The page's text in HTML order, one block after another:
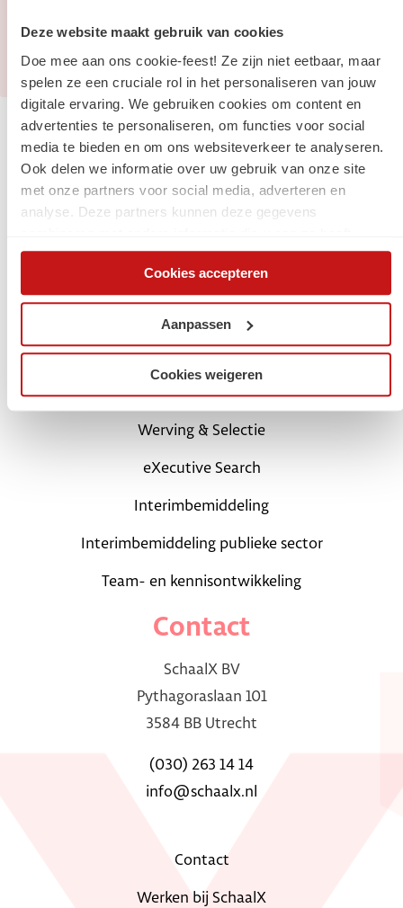
Deze website maakt gebruik van cookies
Doe mee aan ons cookie-feest! Ze zijn niet eetbaar, maar
spelen ze een cruciale rol in het personaliseren van jouw
digitale ervaring. We gebruiken cookies om content en
advertenties te personaliseren, om functies voor social
media te bieden en om ons websiteverkeer te analyseren.
Ook delen we informatie over uw gebruik van onze site
met onze partners voor social media, adverteren en
analyse. Deze partners kunnen deze gegevens
verstrekt of die ze hebben verzameld op basis van uw
gebruik van hun services. Via de cookieverklaring op onze
website kunt u uw toestemming op elk moment wijzigen of
Cookies accepteren
Aanpassen
Cookies weigeren
Jouw carrière
Start met een digital traineeship
Login Mijn SchaalX
Voor opdrachtgevers
SchaalX professionals
Werving & Selectie
eXecutive Search
Interimbemiddeling
Interimbemiddeling publieke sector
Team- en kennisontwikkeling
Contact
SchaalX BV
Pythagoraslaan 101
3584 BB Utrecht
(030) 263 14 14
info@schaalx.nl
Contact
Werken bij SchaalX